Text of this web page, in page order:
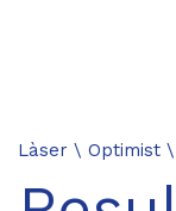
Làser \ Optimist \